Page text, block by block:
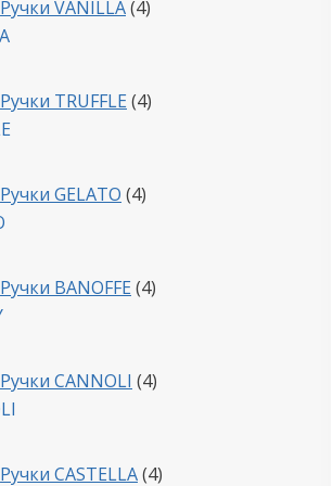
Ручки VANILLA 4товара
Ручки TRUFFLE 4товара
Ручки GELATO 4товара
Ручки BANOFFE 4товара
Ручки CANNOLI 4товара
Ручки CASTELLA 4